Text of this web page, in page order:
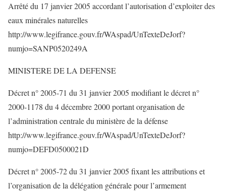
Arrêté du 17 janvier 2005 accordant l’autorisation d’exploiter des
eaux minérales naturelles
http://www.legifrance.gouv.fr/WAspad/UnTexteDeJorf?
numjo=SANP0520249A
MINISTERE DE LA DEFENSE
Décret n° 2005-71 du 31 janvier 2005 modifiant le décret n°
2000-1178 du 4 décembre 2000 portant organisation de
l’administration centrale du ministère de la défense
http://www.legifrance.gouv.fr/WAspad/UnTexteDeJorf?
numjo=DEFD0500021D
Décret n° 2005-72 du 31 janvier 2005 fixant les attributions et
l’organisation de la délégation générale pour l’armement